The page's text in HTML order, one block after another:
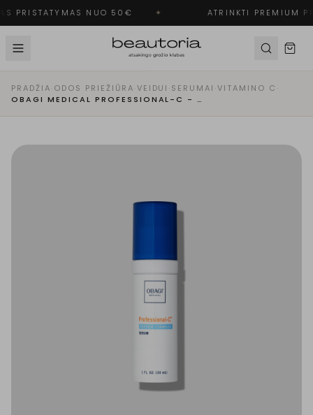
PRISTATYMAS NUO 50€ ✦ ATRINKTI PREMIUM
PRADŽIA·ODOS PRIEŽIŪRA·VEIDUI ·SERUMAI ·VITAMINO C ·
OBAGI MEDICAL PROFESSIONAL-C - PEPTIDŲ KOMPLEKSINIS SERUMAS